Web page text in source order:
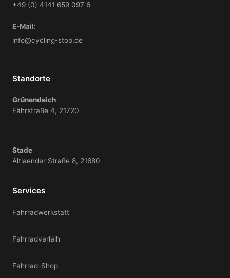
+49 (0) 4141 659 097 6
E-Mail:
info@cycling-stop.de
Standorte
Grünendeich
Fährstraße 4, 21720
Stade
Altlaender Straße 8, 21680
Services
Fahrradwerkstatt
Fahrradverleih
Fahrrad-Shop